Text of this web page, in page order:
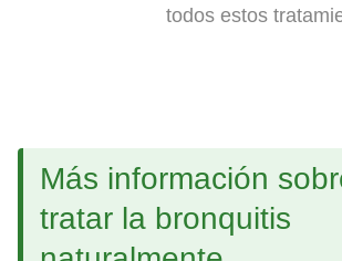
todos estos
Más información
tratar la bronquitis